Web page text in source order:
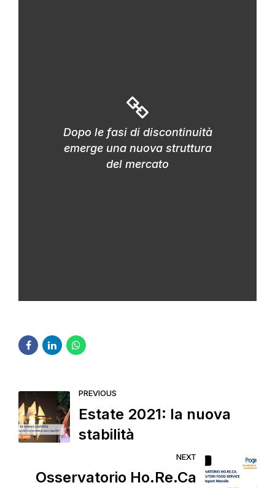
Dopo le fasi di discontinuità
emerge una nuova struttura
del mercato
PREVIOUS
Estate 2021: la nuova
stabilità
NEXT
Osservatorio Ho.Re.Ca